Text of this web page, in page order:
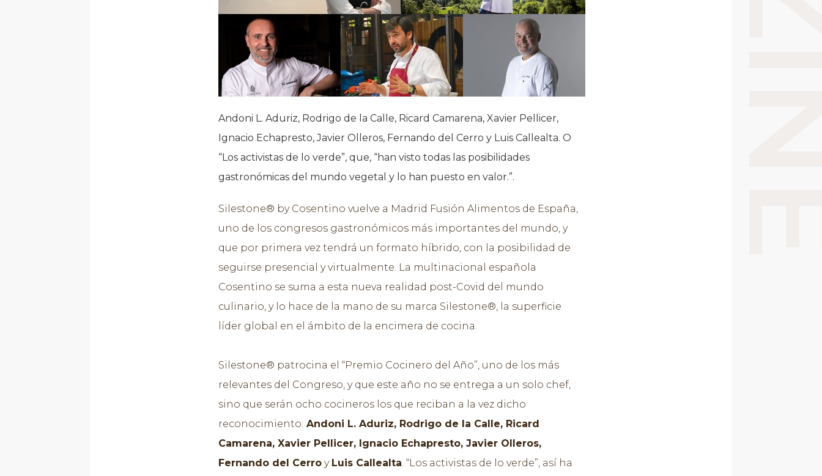
Andoni L. Aduriz, Rodrigo de la Calle, Ricard Camarena, Xavier Pellicer,
Ignacio Echapresto, Javier Olleros, Fernando del Cerro y Luis Callealta. O
“Los activistas de lo verde”, que, “han visto todas las posibilidades
gastronómicas del mundo vegetal y lo han puesto en valor.”.
Silestone® by Cosentino vuelve a Madrid Fusión Alimentos de España,
uno de los congresos gastronómicos más importantes del mundo, y
que por primera vez tendrá un formato híbrido, con la posibilidad de
seguirse presencial y virtualmente. La multinacional española
Cosentino se suma a esta nueva realidad post-Covid del mundo
culinario, y lo hace de la mano de su marca Silestone®, la superficie
líder global en el ámbito de la encimera de cocina.
Silestone® patrocina el “Premio Cocinero del Año”, uno de los más
relevantes del Congreso, y que este año no se entrega a un solo chef,
sino que serán ocho cocineros los que reciban a la vez dicho
reconocimiento: Andoni L. Aduriz, Rodrigo de la Calle, Ricard
Camarena, Xavier Pellicer, Ignacio Echapresto, Javier Olleros,
Fernando del Cerro y Luis Callealta. “Los activistas de lo verde”, así ha